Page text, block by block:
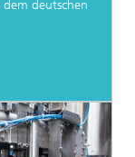
deutschen